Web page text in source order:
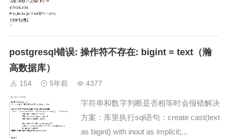
postgresql错误: 操作符不存在: bigint = text（瀚
高数据库）
154 5年前 4377
字符串和数字判断是否相等时会报错解决
方案：库里执行sql语句：create cast(text
as bigint) with inout as implicit;...